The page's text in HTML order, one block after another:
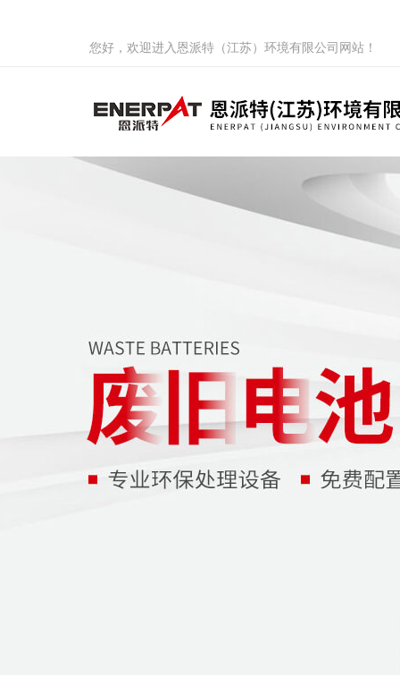
您好，欢迎进入恩派特（江苏）环境有限公司网站！